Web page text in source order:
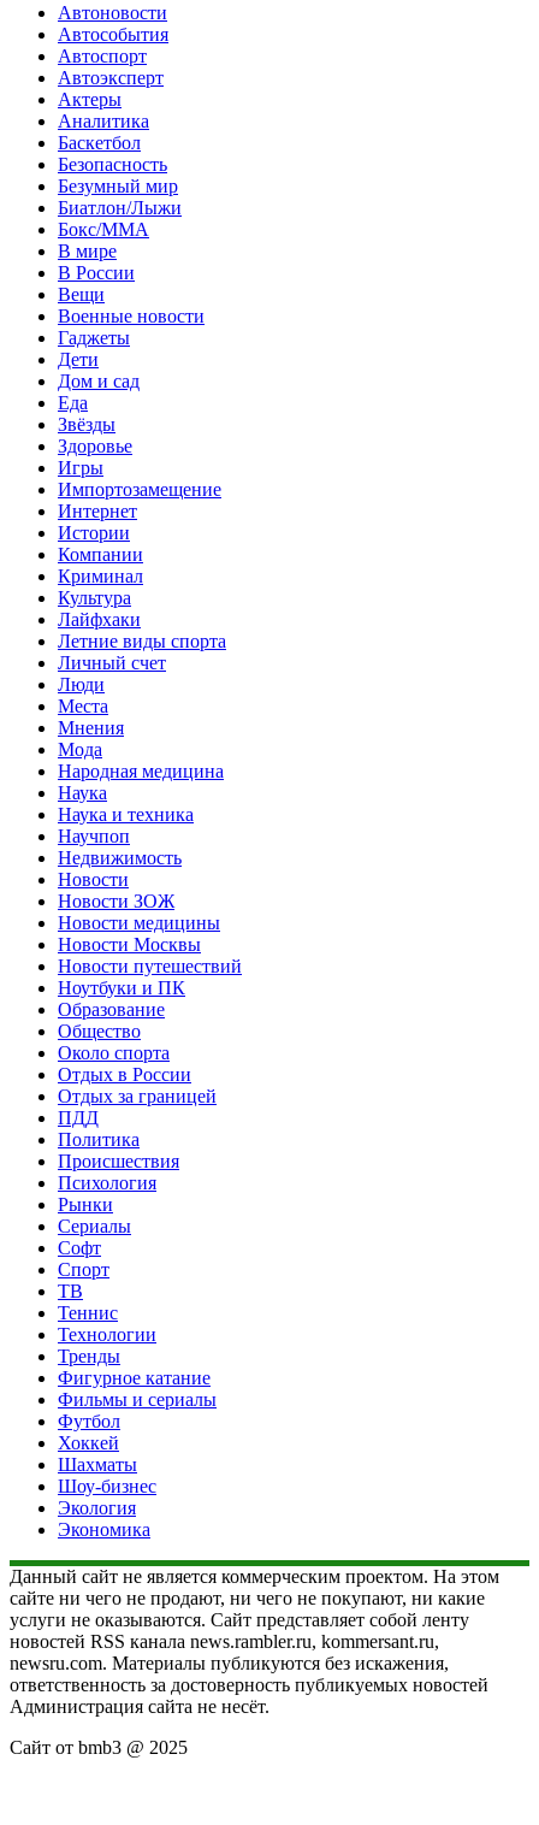
Автоновости
Автособытия
Автоспорт
Автоэксперт
Актеры
Аналитика
Баскетбол
Безопасность
Безумный мир
Биатлон/Лыжи
Бокс/MMA
В мире
В России
Вещи
Военные новости
Гаджеты
Дети
Дом и сад
Еда
Звёзды
Здоровье
Игры
Импортозамещение
Интернет
Истории
Компании
Криминал
Культура
Лайфхаки
Летние виды спорта
Личный счет
Люди
Места
Мнения
Мода
Народная медицина
Наука
Наука и техника
Научпоп
Недвижимость
Новости
Новости ЗОЖ
Новости медицины
Новости Москвы
Новости путешествий
Ноутбуки и ПК
Образование
Общество
Около спорта
Отдых в России
Отдых за границей
ПДД
Политика
Происшествия
Психология
Рынки
Сериалы
Софт
Спорт
ТВ
Теннис
Технологии
Тренды
Фигурное катание
Фильмы и сериалы
Футбол
Хоккей
Шахматы
Шоу-бизнес
Экология
Экономика
Данный сайт не является коммерческим проектом. На этом
сайте ни чего не продают, ни чего не покупают, ни какие
услуги не оказываются. Сайт представляет собой ленту
новостей RSS канала news.rambler.ru, kommersant.ru,
newsru.com. Материалы публикуются без искажения,
ответственность за достоверность публикуемых новостей
Администрация сайта не несёт.
Сайт от bmb3 @ 2025